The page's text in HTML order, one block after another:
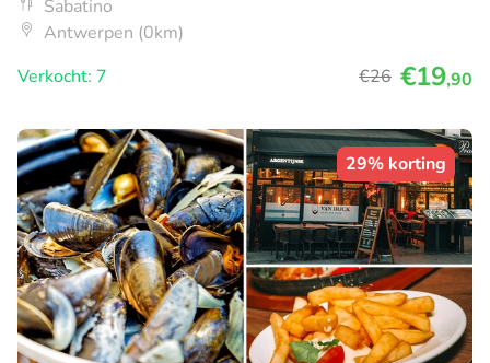
Sabatino
Antwerpen (0km)
Verkocht: 7
€26 €19,90
29% korting